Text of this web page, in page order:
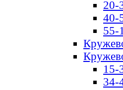
20-
40-
55-
15-
34-